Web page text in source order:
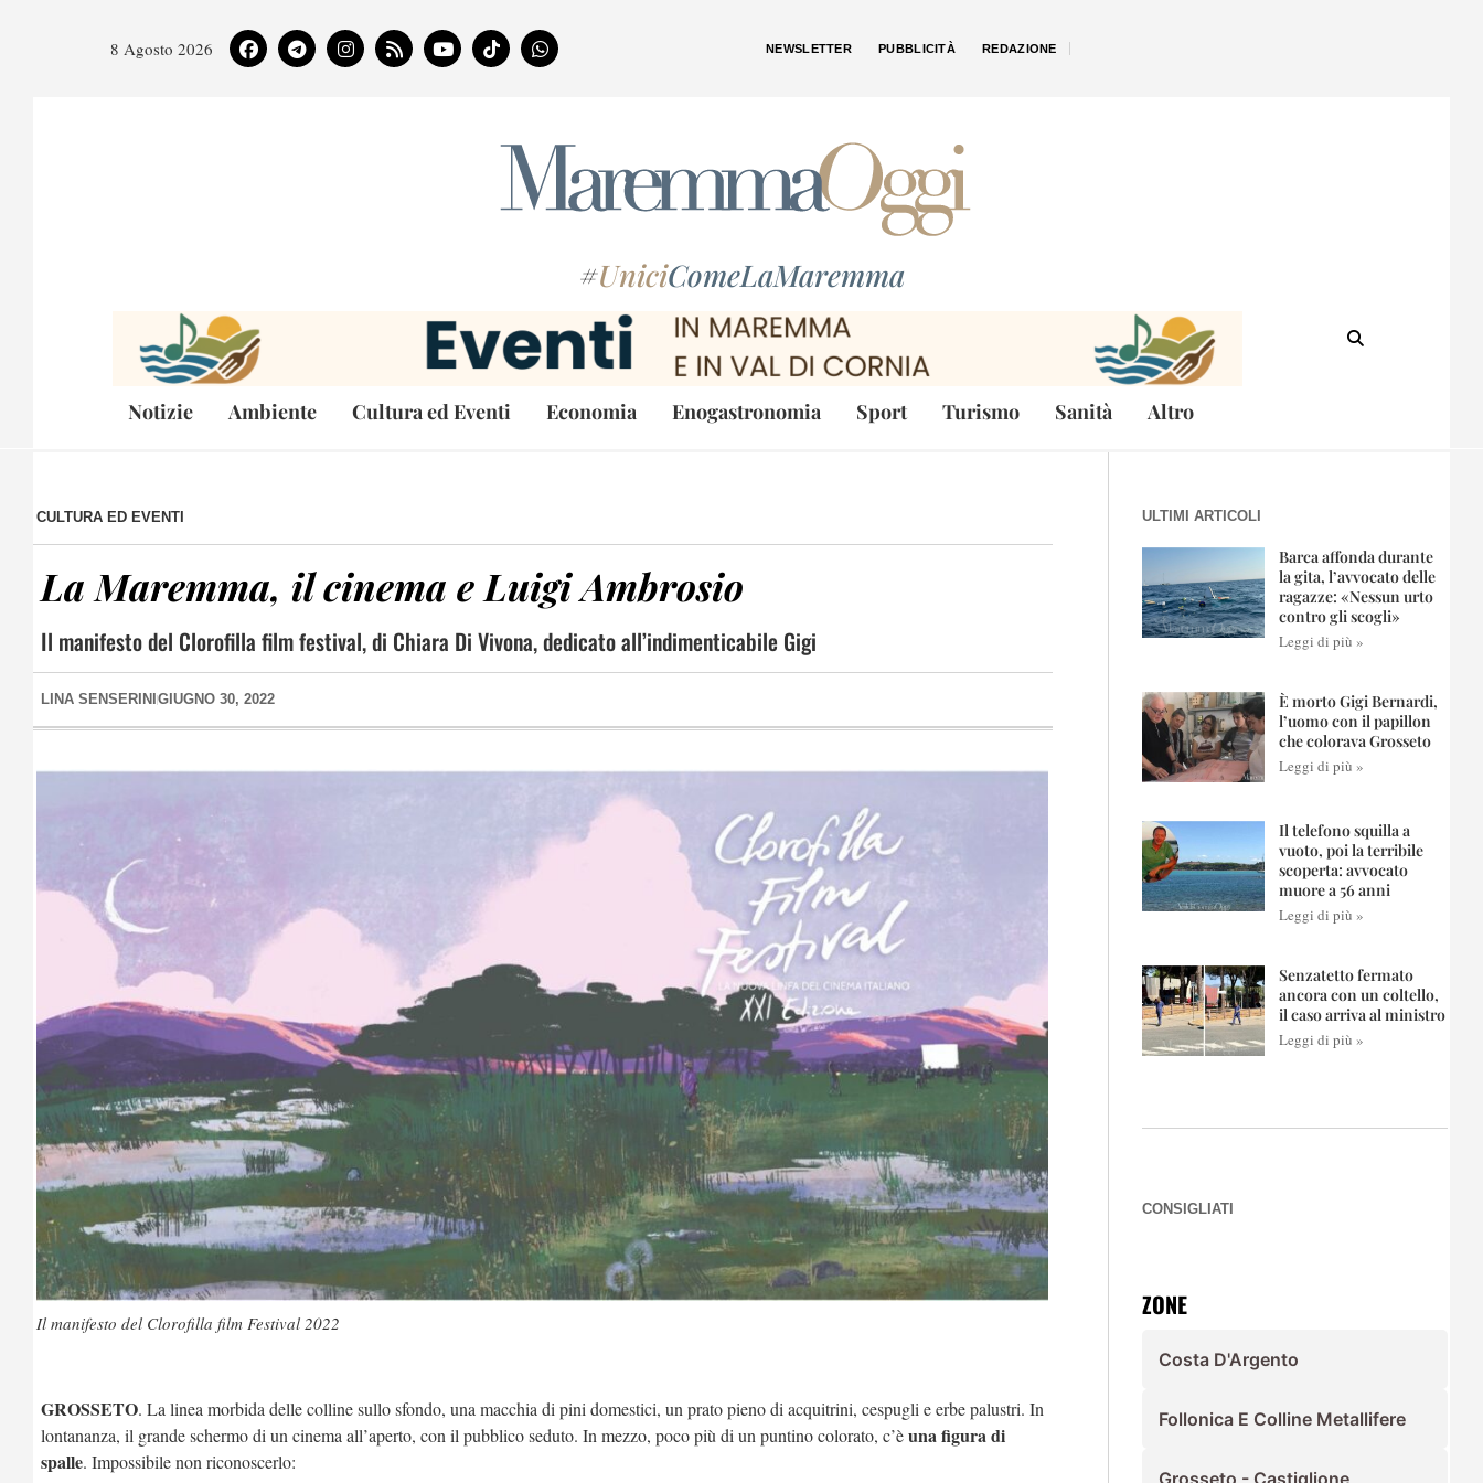
8 Agosto 2026 NEWSLETTER PUBBLICITÀ REDAZIONE
#UniciComeLaMaremma
Notizie Ambiente Cultura ed Eventi Economia Enogastronomia Sport Turismo Sanità Altro
CULTURA ED EVENTI
La Maremma, il cinema e Luigi Ambrosio
Il manifesto del Clorofilla film festival, di Chiara Di Vivona, dedicato all’indimenticabile Gigi
LINA SENSERINI GIUGNO 30, 2022
Il manifesto del Clorofilla film Festival 2022
GROSSETO. La linea morbida delle colline sullo sfondo, una macchia di pini domestici, un prato pieno di acquitrini, cespugli e erbe palustri. In
lontananza, il grande schermo di un cinema all’aperto, con il pubblico seduto. In mezzo, poco più di un puntino colorato, c’èuna figura di
spalle. Impossibile non riconoscerlo:
ULTIMI ARTICOLI
Barca affonda durante
la gita, l’avvocato delle
ragazze: «Nessun urto
contro gli scogli»
Leggi di più »
È morto Gigi Bernardi,
l’uomo con il papillon
che colorava Grosseto
Leggi di più »
Il telefono squilla a
vuoto, poi la terribile
scoperta: avvocato
muore a 56 anni
Leggi di più »
Senzatetto fermato
ancora con un coltello,
il caso arriva al ministro
Leggi di più »
CONSIGLIATI
ZONE
Costa D'Argento
Follonica E Colline Metallifere